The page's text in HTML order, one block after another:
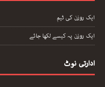
ایک روزن کی ٹیم
ایک روزن پہ کیسے لکھا جائے
ادارتی نوٹ